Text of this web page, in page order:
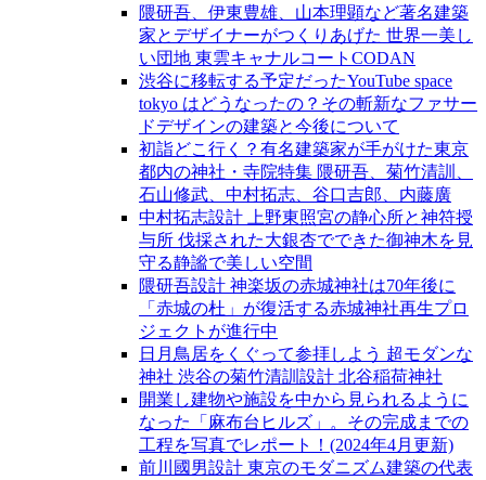
隈研吾、伊東豊雄、山本理顕など著名建築
家とデザイナーがつくりあげた 世界一美し
い団地 東雲キャナルコートCODAN
渋谷に移転する予定だったYouTube space
tokyo はどうなったの？その斬新なファサー
ドデザインの建築と今後について
初詣どこ行く？有名建築家が手がけた東京
都内の神社・寺院特集 隈研吾、菊竹清訓、
石山修武、中村拓志、谷口吉郎、内藤廣
中村拓志設計 上野東照宮の静心所と神符授
与所 伐採された大銀杏でできた御神木を見
守る静謐で美しい空間
隈研吾設計 神楽坂の赤城神社は70年後に
「赤城の杜」が復活する赤城神社再生プロ
ジェクトが進行中
日月鳥居をくぐって参拝しよう 超モダンな
神社 渋谷の菊竹清訓設計 北谷稲荷神社
開業し建物や施設を中から見られるように
なった「麻布台ヒルズ」。その完成までの
工程を写真でレポート！(2024年4月更新)
前川國男設計 東京のモダニズム建築の代表